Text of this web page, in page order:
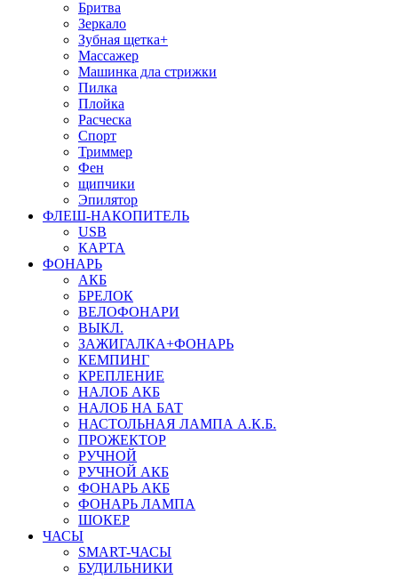
Бритва
Зеркало
Зубная щетка+
Массажер
Машинка дла стрижки
Пилка
Плойка
Расческа
Спорт
Триммер
Фен
щипчики
Эпилятор
ФЛЕШ-НАКОПИТЕЛЬ
USB
КАРТА
ФОНАРЬ
АКБ
БРЕЛОК
ВЕЛОФОНАРИ
ВЫКЛ.
ЗАЖИГАЛКА+ФОНАРЬ
КЕМПИНГ
КРЕПЛЕНИЕ
НАЛОБ АКБ
НАЛОБ НА БАТ
НАСТОЛЬНАЯ ЛАМПА А.К.Б.
ПРОЖЕКТОР
РУЧНОЙ
РУЧНОЙ АКБ
ФОНАРЬ АКБ
ФОНАРЬ ЛАМПА
ШОКЕР
ЧАСЫ
SMART-ЧАСЫ
БУДИЛЬНИКИ